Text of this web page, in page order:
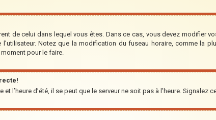
de celui dans lequel vous êtes. Dans ce cas, vous devez modifier
Notez que la modification du fuseau horaire, comme la
pour le faire.
l’heure d’été, il se peut que le serveur ne soit pas à l’heure. Signalez